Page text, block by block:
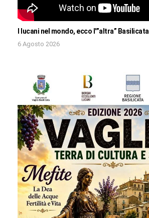
I lucani nel mondo, ecco l'”altra” Basilicata
6 Agosto 2026